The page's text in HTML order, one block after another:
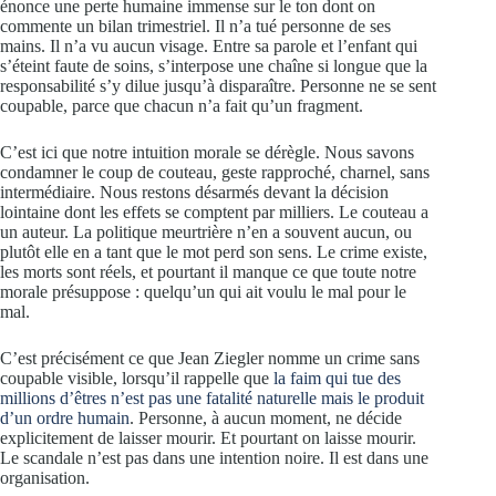
énonce une perte humaine immense sur le ton dont on
commente un bilan trimestriel. Il n’a tué personne de ses
mains. Il n’a vu aucun visage. Entre sa parole et l’enfant qui
s’éteint faute de soins, s’interpose une chaîne si longue que la
responsabilité s’y dilue jusqu’à disparaître. Personne ne se sent
coupable, parce que chacun n’a fait qu’un fragment.
C’est ici que notre intuition morale se dérègle. Nous savons
condamner le coup de couteau, geste rapproché, charnel, sans
intermédiaire. Nous restons désarmés devant la décision
lointaine dont les effets se comptent par milliers. Le couteau a
un auteur. La politique meurtrière n’en a souvent aucun, ou
plutôt elle en a tant que le mot perd son sens. Le crime existe,
les morts sont réels, et pourtant il manque ce que toute notre
morale présuppose : quelqu’un qui ait voulu le mal pour le
mal.
C’est précisément ce que Jean Ziegler nomme un crime sans
coupable visible, lorsqu’il rappelle que la faim qui tue des
millions d’êtres n’est pas une fatalité naturelle mais le produit
d’un ordre humain. Personne, à aucun moment, ne décide
explicitement de laisser mourir. Et pourtant on laisse mourir.
Le scandale n’est pas dans une intention noire. Il est dans une
organisation.